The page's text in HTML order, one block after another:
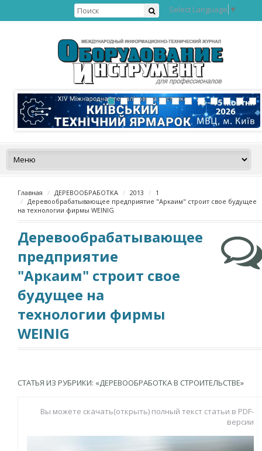
Select Language ▼
Главная ДЕРЕВООБРАБОТКА 2013
1
Деревообрабатывающее предприятие "Аркаим" строит свое будущее
на технологии фирмы WEINIG
Деревообрабатывающее
предприятие
"Аркаим" строит свое
будущее на
технологии фирмы
WEINIG
СТАТЬЯ ИЗ РУБРИКИ: «ДЕРЕВООБРАБОТКА В СТРОИТЕЛЬСТВЕ»
Вы можете скачать(открыть) полный текст статьи в PDF-
версии